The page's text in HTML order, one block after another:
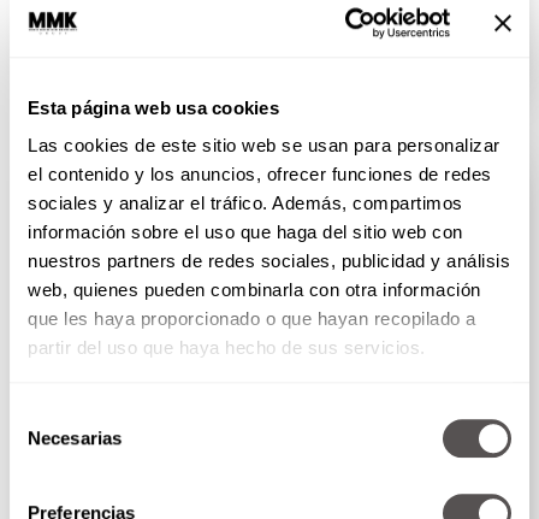
Esta página web usa cookies
Las cookies de este sitio web se usan para personalizar
el contenido y los anuncios, ofrecer funciones de redes
sociales y analizar el tráfico. Además, compartimos
información sobre el uso que haga del sitio web con
nuestros partners de redes sociales, publicidad y análisis
web, quienes pueden combinarla con otra información
que les haya proporcionado o que hayan recopilado a
partir del uso que haya hecho de sus servicios.
Necesarias
Preferencias
Vamos a hablar sobre el propósito de la vida, cómo...
Ikigai: ¿Cómo identificar tu propósito en la